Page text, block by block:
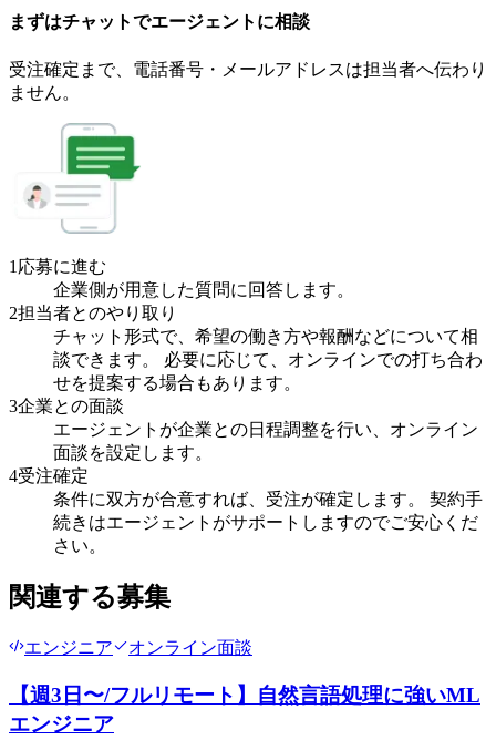
まずはチャットでエージェント に相談
受注確定まで、 電話番号・メールアドレスは担当者へ伝わり
ません。
1 応募に進む
企業側が用意した質問に回答します。
2担当者とのやり取り
チャット形式で、希望の働き方や報酬などについて相
談できます。 必要に応じて、オンラインでの打ち合わ
せを提案する場合もあります。
3企業との面談
エージェントが企業との日程調整を行い、オンライン
面談を設定します。
4受注確定
条件に双方が合意すれば、受注が確定します。 契約手
続きはエージェントがサポートしますのでご安心くだ
さい。
関連する募集
エンジニア オンライン面談
【週3日〜/フルリモート】自然言語処理に強いML
エンジニア